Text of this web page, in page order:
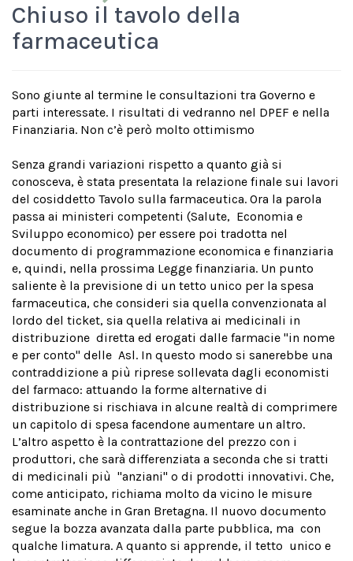
Chiuso il tavolo della
farmaceutica
Sono giunte al termine le consultazioni tra Governo e
parti interessate. I risultati di vedranno nel DPEF e nella
Finanziaria. Non c’è però molto ottimismo
Senza grandi variazioni rispetto a quanto già si
conosceva, è stata presentata la relazione finale sui lavori
del cosiddetto Tavolo sulla farmaceutica. Ora la parola
passa ai ministeri competenti (Salute, Economia e
Sviluppo economico) per essere poi tradotta nel
documento di programmazione economica e finanziaria
e, quindi, nella prossima Legge finanziaria. Un punto
saliente è la previsione di un tetto unico per la spesa
farmaceutica, che consideri sia quella convenzionata al
lordo del ticket, sia quella relativa ai medicinali in
distribuzione diretta ed erogati dalle farmacie ''in nome
e per conto'' delle Asl. In questo modo si sanerebbe una
contraddizione a più riprese sollevata dagli economisti
del farmaco: attuando la forme alternative di
distribuzione si rischiava in alcune realtà di comprimere
un capitolo di spesa facendone aumentare un altro.
L’altro aspetto è la contrattazione del prezzo con i
produttori, che sarà differenziata a seconda che si tratti
di medicinali più ''anziani'' o di prodotti innovativi. Che,
come anticipato, richiama molto da vicino le misure
esaminate anche in Gran Bretagna. Il nuovo documento
segue la bozza avanzata dalla parte pubblica, ma con
qualche limatura. A quanto si apprende, il tetto unico e